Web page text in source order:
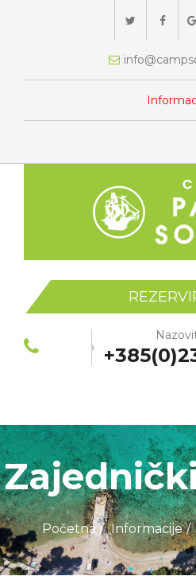
Početna Informacije